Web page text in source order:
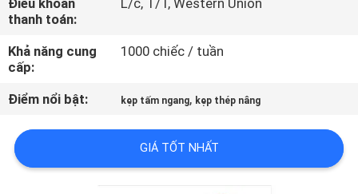
KIỂM
SOÁT
CHẤT
LƯỢNG
LIÊN
Điều khoản
thanh toán:
L/c, T/T, Western Union
Khả năng cung
cấp:
1000 chiếc / tuần
Điểm nổi bật: kẹp tấm ngang, kẹp thép nâng
GIÁ TỐT NHẤT